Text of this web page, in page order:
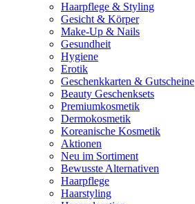
Haarpflege & Styling
Gesicht & Körper
Make-Up & Nails
Gesundheit
Hygiene
Erotik
Geschenkkarten & Gutscheine
Beauty Geschenksets
Premiumkosmetik
Dermokosmetik
Koreanische Kosmetik
Aktionen
Neu im Sortiment
Bewusste Alternativen
Haarpflege
Haarstyling